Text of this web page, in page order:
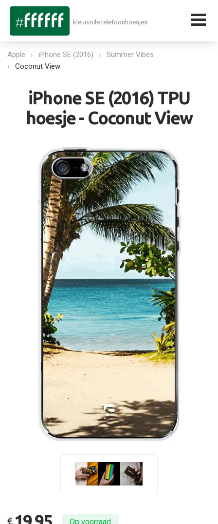
kleurvolle telefoonhoesjes
Apple iPhone SE (2016)
Summer Vibes
Coconut View
iPhone SE (2016) TPU
hoesje - Coconut View
€ Op voorraad